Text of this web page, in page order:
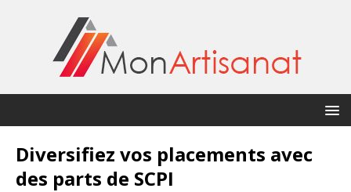
Diversifiez vos placements avec
des parts de SCPI